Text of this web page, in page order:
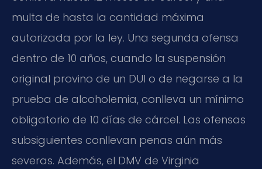
multa de hasta la cantidad máxima
autorizada por la ley. Una segunda ofensa
dentro de 10 años, cuando la suspensión
original provino de un DUI o de negarse a la
prueba de alcoholemia, conlleva un mínimo
obligatorio de 10 días de cárcel. Las ofensas
subsiguientes conllevan penas aún más
severas. Además, el DMV de Virginia